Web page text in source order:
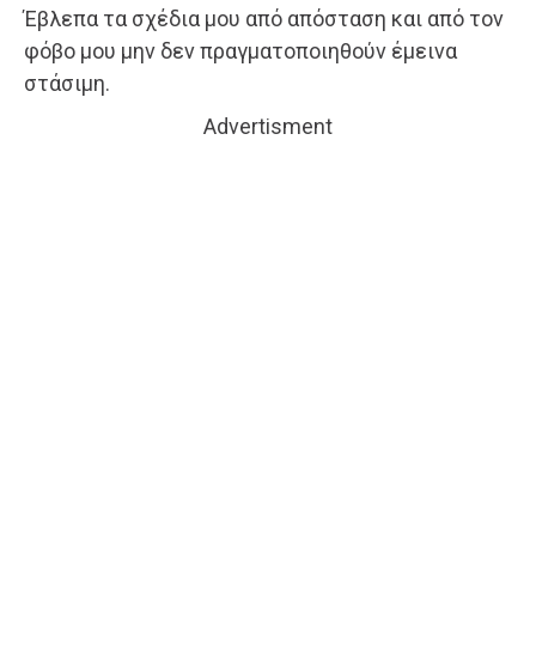
Έβλεπα τα σχέδια μου από απόσταση και από τον
φόβο μου μην δεν πραγματοποιηθούν έμεινα
στάσιμη.
Advertisment